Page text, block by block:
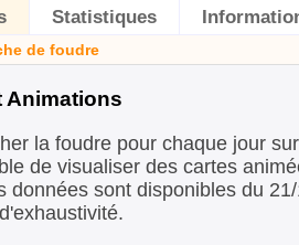
Statistiques
de foudre
Animations
la foudre pour chaque jour
de visualiser des cartes
données sont disponibles du